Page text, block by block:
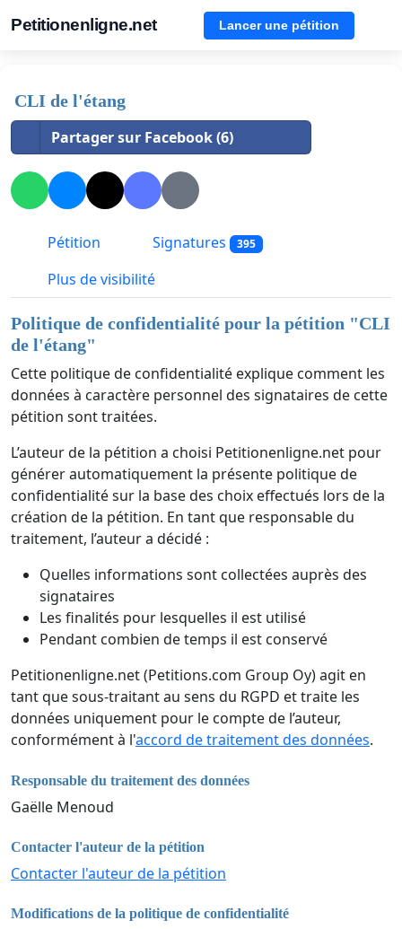
Petitionenligne.net Lancer une pétition
CLI de l'étang
Partager sur Facebook (6)
Pétition Signatures 395
Plus de visibilité
Politique de confidentialité pour la pétition "CLI
de l'étang"
Cette politique de confidentialité explique comment les
données à caractère personnel des signataires de cette
pétition sont traitées.
L’auteur de la pétition a choisi Petitionenligne.net pour
générer automatiquement la présente politique de
confidentialité sur la base des choix effectués lors de la
création de la pétition. En tant que responsable du
traitement, l’auteur a décidé :
Quelles informations sont collectées auprès des
signataires
Les finalités pour lesquelles il est utilisé
Pendant combien de temps il est conservé
Petitionenligne.net (Petitions.com Group Oy) agit en
tant que sous-traitant au sens du RGPD et traite les
données uniquement pour le compte de l’auteur,
conformément à l'accord de traitement des données.
Responsable du traitement des données
Gaëlle Menoud
Contacter l'auteur de la pétition
Contacter l'auteur de la pétition
Modifications de la politique de confidentialité